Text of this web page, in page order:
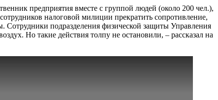
предприятия вместе с группой людей (около 200 чел.),
налоговой милиции прекратить сопротивление,
Сотрудники подразделения физической защиты Управления
Но такие действия толпу не остановили, – рассказал на